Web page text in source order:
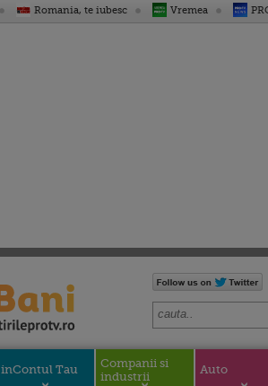
Romania, te iubesc Vremea
inContul Tau
Companii si
industrii
Auto